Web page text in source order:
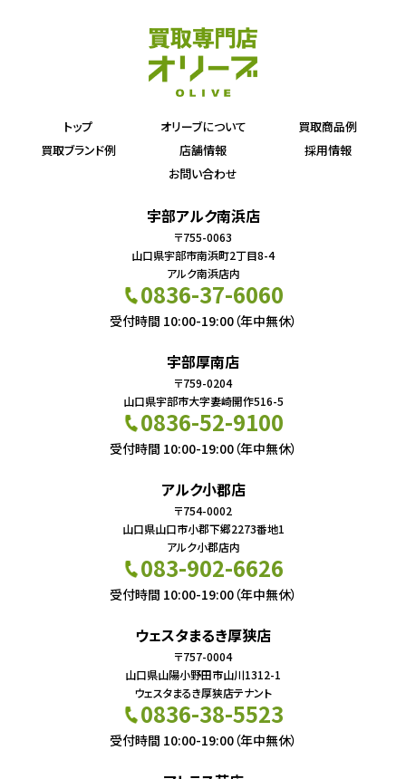
トップ オリーブについて
買取商品例
買取ブランド例
店舗情報
採用情報
お問い合わせ
宇部アルク南浜店
〒755-0063
山口県宇部市南浜町2丁目8-4
アルク南浜店内
0836-37-6060
受付時間 10:00-19:00（年中無休）
宇部厚南店
〒759-0204
山口県宇部市大字妻崎開作516-5
0836-52-9100
受付時間 10:00-19:00（年中無休）
アルク小郡店
〒754-0002
山口県山口市小郡下郷2273番地1
アルク小郡店内
083-902-6626
受付時間 10:00-19:00（年中無休）
ウェスタまるき厚狭店
〒757-0004
山口県山陽小野田市山川1312-1
ウェスタまるき厚狭店テナント
0836-38-5523
受付時間 10:00-19:00（年中無休）